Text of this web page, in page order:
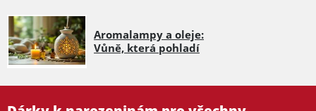
Aromalampy a oleje:
Vůně, která pohladí